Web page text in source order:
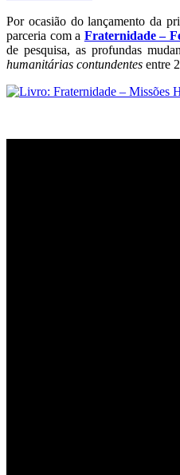
Por ocasião do lançamento da
parceria com a Fraternidade –
de pesquisa, as profundas
humanitárias contundentes entre